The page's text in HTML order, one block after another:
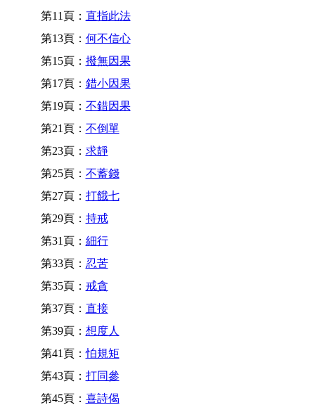
第11頁： 直指此法
第13頁： 何不信心
第15頁： 撥無因果
第17頁： 錯小因果
第19頁： 不錯因果
第21頁： 不倒單
第23頁： 求靜
第25頁： 不蓄錢
第27頁： 打餓七
第29頁： 持戒
第31頁： 細行
第33頁： 忍苦
第35頁： 戒貪
第37頁： 直接
第39頁： 想度人
第41頁：怕規矩
第43頁： 打同參
第45頁： 喜詩偈